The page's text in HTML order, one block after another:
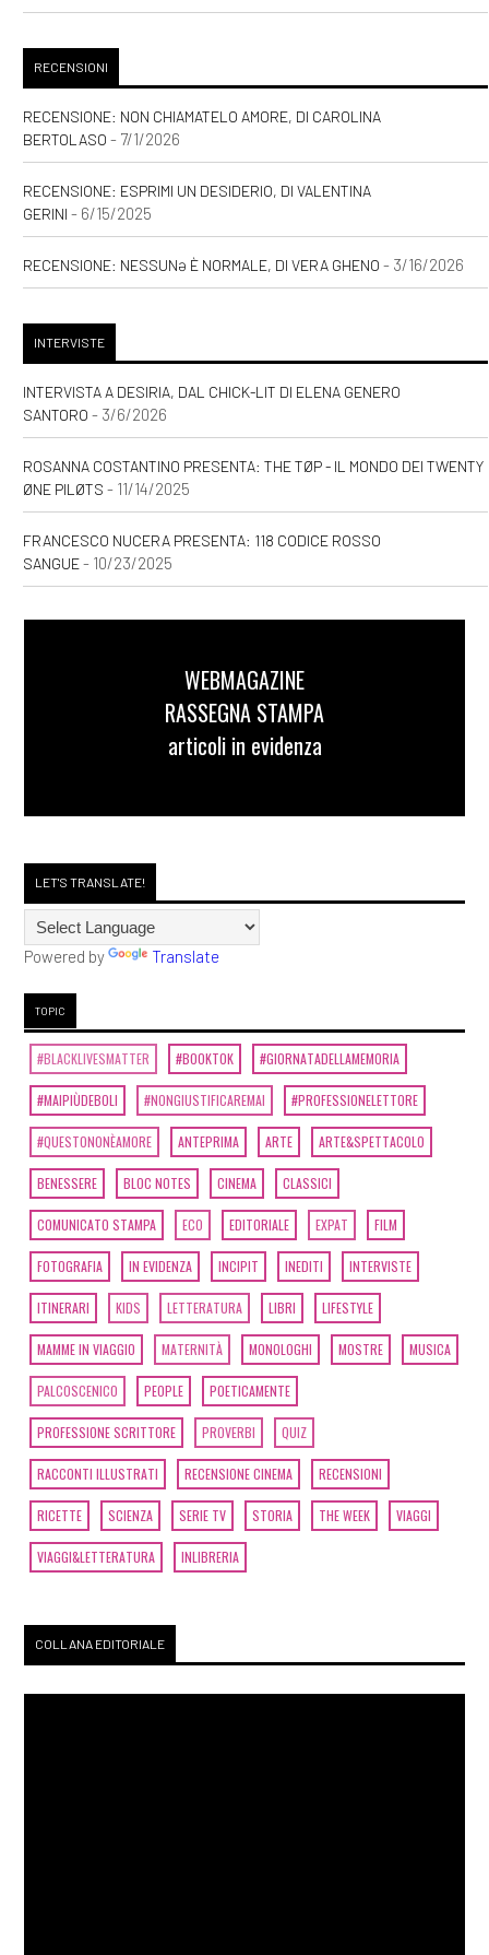
RECENSIONI
RECENSIONE: NON CHIAMATELO AMORE, DI CAROLINA
BERTOLASO - 7/1/2026
RECENSIONE: ESPRIMI UN DESIDERIO, DI VALENTINA
GERINI - 6/15/2025
RECENSIONE: NESSUNƏ È NORMALE, DI VERA GHENO - 3/16/2026
INTERVISTE
INTERVISTA A DESIRIA, DAL CHICK-LIT DI ELENA GENERO
SANTORO - 3/6/2026
ROSANNA COSTANTINO PRESENTA: THE TØP - IL MONDO DEI TWENTY
ØNE PILØTS - 11/14/2025
FRANCESCO NUCERA PRESENTA: 118 CODICE ROSSO
SANGUE- 10/23/2025
WEBMAGAZINE
RASSEGNA STAMPA
articoli in evidenza
LET'S TRANSLATE!
Powered by Translate
TOPIC
#BLACKLIVESMATTER #BOOKTOK #GIORNATADELLAMEMORIA
#MAIPIÙDEBOLI #NONGIUSTIFICAREMAI #PROFESSIONELETTORE
#QUESTONONÈAMORE ANTEPRIMA ARTE ARTE&SPETTACOLO
BENESSERE BLOC NOTES CINEMA CLASSICI
COMUNICATO STAMPA ECO EDITORIALE EXPAT FILM
FOTOGRAFIA IN EVIDENZA INCIPIT INEDITI INTERVISTE
ITINERARI KIDS LETTERATURA LIBRI LIFESTYLE
MAMME IN VIAGGIO MATERNITÀ MONOLOGHI MOSTRE MUSICA
PALCOSCENICO PEOPLE POETICAMENTE
PROFESSIONE SCRITTORE PROVERBI QUIZ
RACCONTI ILLUSTRATI RECENSIONE CINEMA RECENSIONI
RICETTE SCIENZA SERIE TV STORIA THE WEEK VIAGGI
VIAGGI&LETTERATURA INLIBRERIA
COLLANA EDITORIALE